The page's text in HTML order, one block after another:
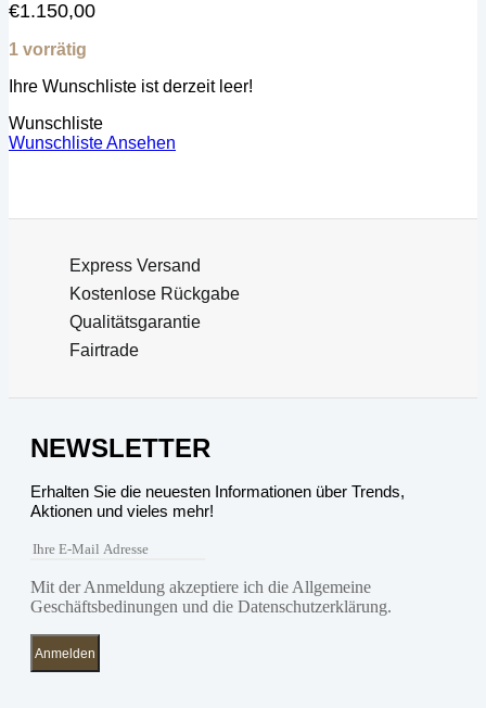
€1.150,00
1 vorrätig
Ihre Wunschliste ist derzeit leer!
Wunschliste
Wunschliste Ansehen
Express Versand
Kostenlose Rückgabe
Qualitätsgarantie
Fairtrade
NEWSLETTER
Erhalten Sie die neuesten Informationen über Trends,
Aktionen und vieles mehr!
Mit der Anmeldung akzeptiere ich die Allgemeine
Geschäftsbedinungen und die Datenschutzerklärung.
Anmelden